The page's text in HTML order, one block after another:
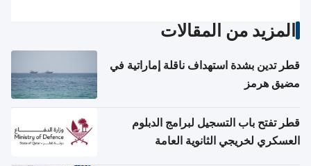
المزيد من المقالات
قطر تدين بشدة استهداف ناقلة إماراتية في
مضيق هرمز
قطر تفتح باب التسجيل لبرامج الدبلوم
العسكري لخريجي الثانوية العامة